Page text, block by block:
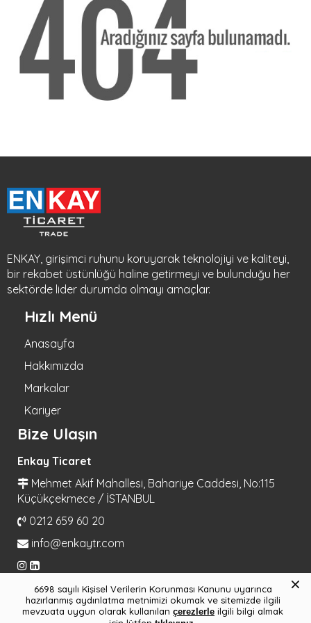
ENKAY, girişimci ruhunu koruyarak teknolojiyi ve kaliteyi,
bir rekabet üstünlüğü haline getirmeyi ve bulunduğu her
sektörde lider durumda olmayı amaçlar.
Hızlı Menü
Anasayfa
Hakkımızda
Markalar
Kariyer
Bize Ulaşın
Enkay Ticaret
Mehmet Akif Mahallesi, Bahariye Caddesi, No:115
Küçükçekmece / İSTANBUL
0212 659 60 20
info@enkaytr.com
© 2021 Enkay Ticaret Tüm Hakları Saklıdır.
×
6698 sayılı Kişisel Verilerin Korunması Kanunu uyarınca
hazırlanmış aydınlatma metnimizi okumak ve sitemizde ilgili
mevzuata uygun olarak kullanılan çerezlerle ilgili bilgi almak